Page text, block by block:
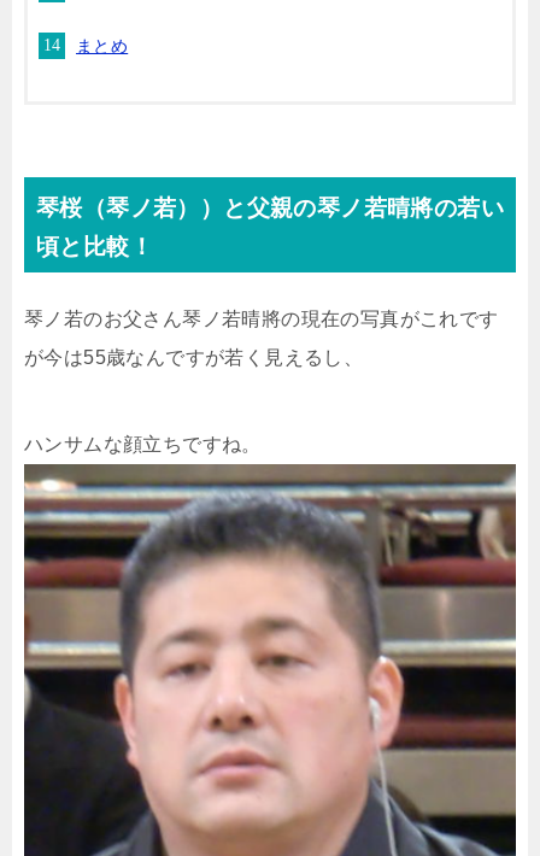
まとめ
琴桜（琴ノ若））と父親の琴ノ若晴將の若い
頃と比較！
琴ノ若のお父さん琴ノ若晴將の現在の写真がこれです
が今は55歳なんですが若く見えるし、
ハンサムな顔立ちですね。